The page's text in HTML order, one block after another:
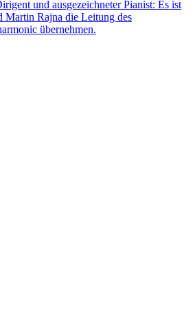
und ausgezeichneter Pianist: Es ist
Rajna die Leitung des
übernehmen.